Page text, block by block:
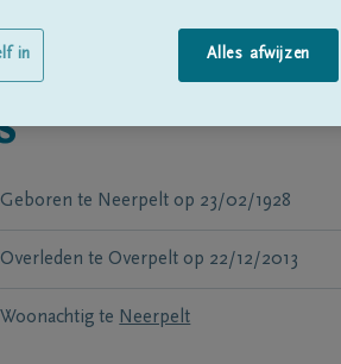
Geboren te Neerpelt op 23/02/1928
Overleden te Overpelt op 22/12/2013
Woonachtig te Neerpelt
Alles afwijzen
in